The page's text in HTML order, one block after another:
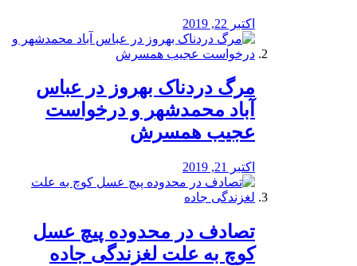
اکتبر 22, 2019
مرگ دردناک بهروز در عباس
آباد محمدشهر و درخواست
عجیب همسرش
اکتبر 21, 2019
تصادف در محدوده پیچ عسل
کوچ به علت لغزندگی جاده